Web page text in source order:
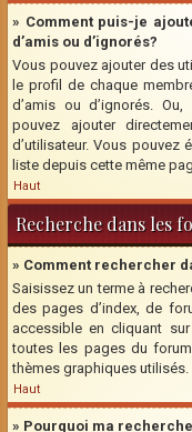
» Comment puis-je
d’amis ou d’ignorés?
Vous pouvez ajouter des
le profil de chaque
d’amis ou d’ignorés.
pouvez ajouter
d’utilisateur. Vous pouvez
liste depuis cette même
Haut
Recherche dans les
» Comment rechercher
Saisissez un terme à
des pages d’index, de
accessible en cliquant
toutes les pages du
thèmes graphiques utilisés.
Haut
» Pourquoi ma